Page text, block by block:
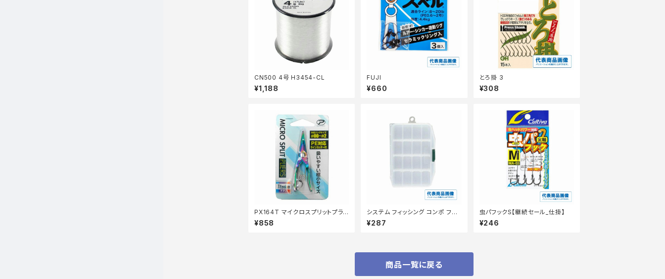
CN500 4号 H3454-CL
¥1,188
FUJI
¥660
とろ掛 3
¥308
PX164T マイクロスプリットプライ
ヤー チタン
¥858
システム フィッシング コンポ フラ
イケース F クリア
¥287
虫パフックS【継続セール_仕掛】
¥246
商品一覧に戻る